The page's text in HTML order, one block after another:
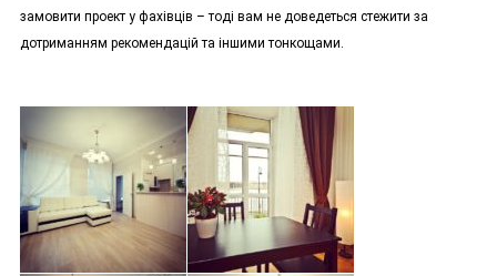
замовити проект у фахівців – тоді вам не доведеться стежити за
дотриманням рекомендацій та іншими тонкощами.